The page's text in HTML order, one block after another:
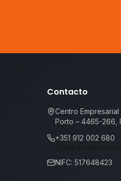
Contacto
Centro Empresarial
Porto – 4465-266,
+351 912 002 680
NIFC: 517648423